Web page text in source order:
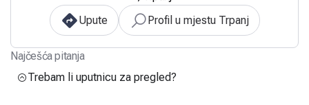
Upute
Profil u mjestu Trpanj
Najčešća pitanja
Trebam li uputnicu za pregled?